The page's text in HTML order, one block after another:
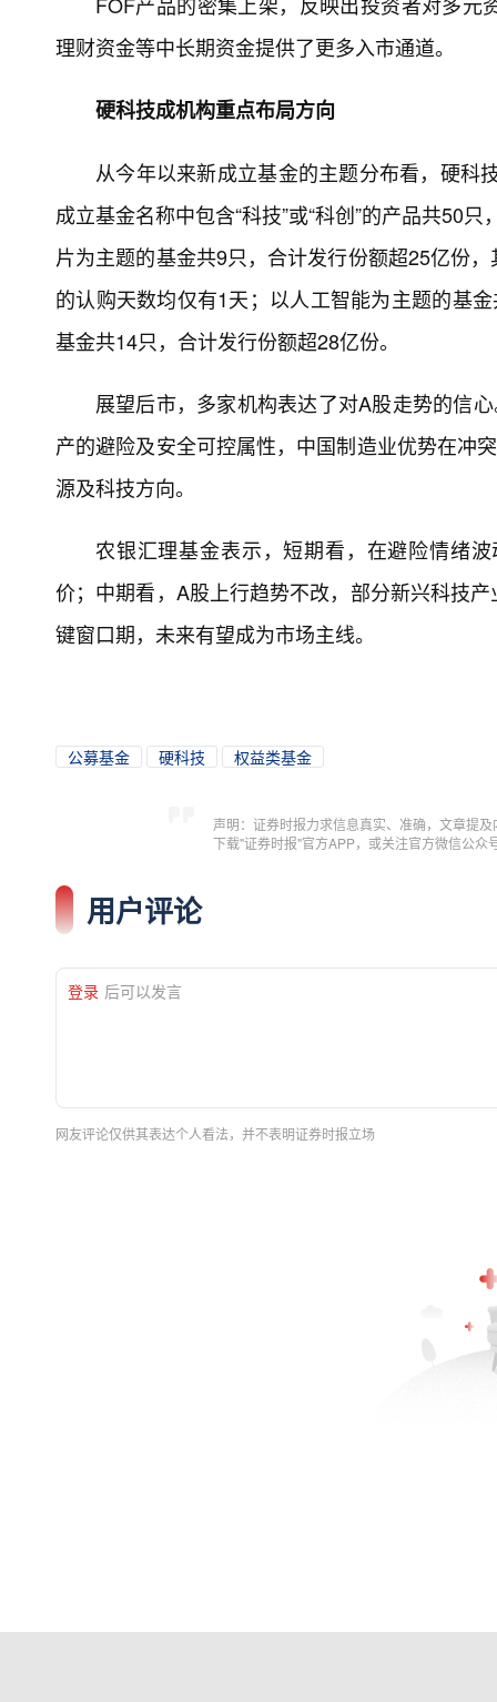
理财资金等中长期资金提供了更多入市通道。
硬科技成机构重点布局方向
从今年以来新成立基金的主题分布看，硬科
成立基金名称中包含“科技”或“科创”的产品共50
片为主题的基金共9只，合计发行份额超25亿份
的认购天数均仅有1天；以人工智能为主题的基
基金共14只，合计发行份额超28亿份。
展望后市，多家机构表达了对A股走势的信
产的避险及安全可控属性，中国制造业优势在冲
源及科技方向。
农银汇理基金表示，短期看，在避险情绪
价；中期看，A股上行趋势不改，部分新兴科技
键窗口期，未来有望成为市场主线。
公募基金 硬科技 权益类基金
声明：证券时报力求信息真实、准确，文章提
下载"证券时报"官方APP，或关注官方微信公
用户评论
登录 后可以发言
网友评论仅供其表达个人看法，并不表明证券时报立场